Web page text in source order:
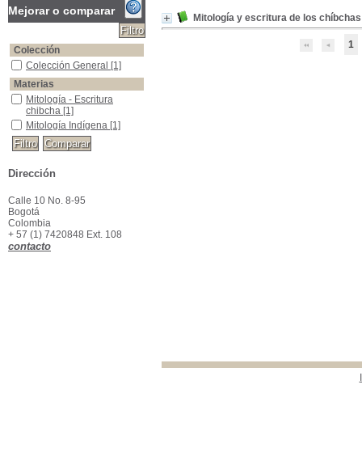
Mitología y escritura de los chíbchas
1
Mejorar o comparar
Colección
Colección General
Colección General [1]
Materias
Mitología - Escritura chibcha
Mitología - Escritura
chibcha [1]
Mitología Indígena
Mitología Indígena [1]
Dirección
Calle 10 No. 8-95
Bogotá
Colombia
+ 57 (1) 7420848 Ext. 108
contacto